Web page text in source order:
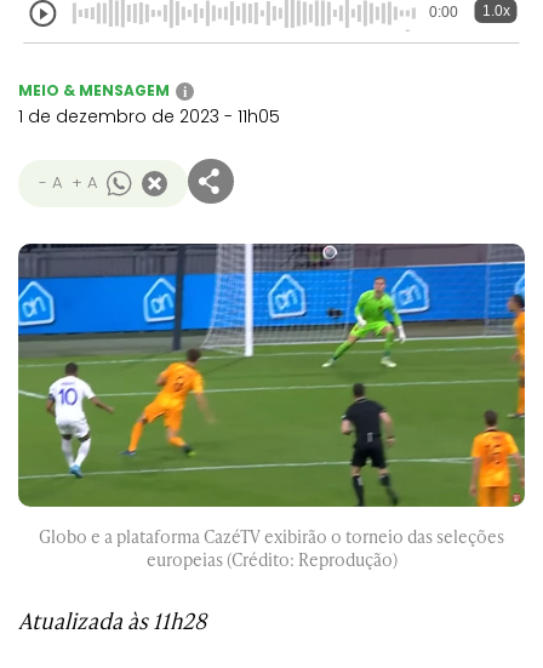
0:00 1.0x
MEIO & MENSAGEM i
1 de dezembro de 2023 - 11h05
- A + A
Globo e a plataforma CazéTV exibirão o torneio das seleções
europeias (Crédito: Reprodução)
Atualizada às 11h28